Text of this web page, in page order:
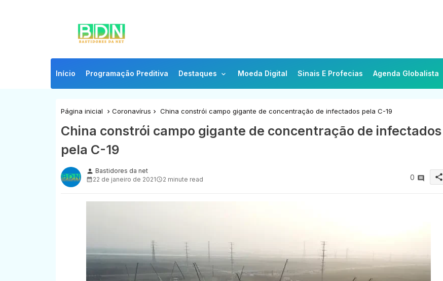
Início Programação Preditiva Destaques Moeda Digital Sinais E Profecias Agenda Globalista
Página inicial Coronavírus China constrói campo gigante de concentração de infectados pela C-19
China constrói campo gigante de concentração de infectados
pela C-19
person Bastidores da net
22 de janeiro de 2021
2 minute read 0 share